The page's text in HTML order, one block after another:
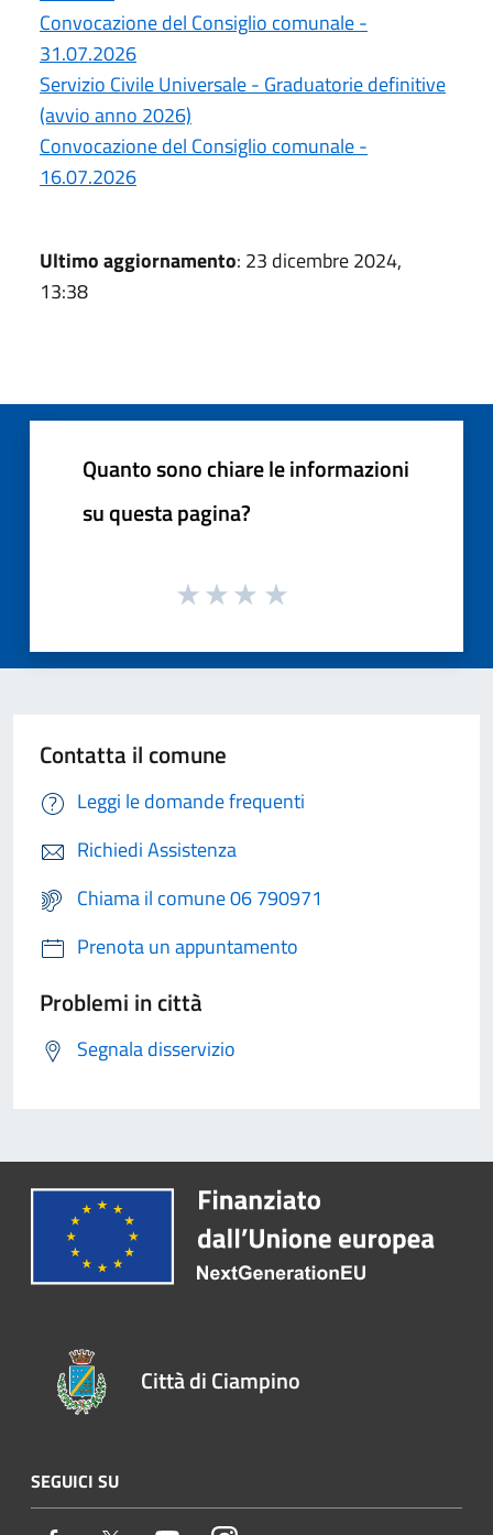
Convocazione del Consiglio comunale -
31.07.2026
Servizio Civile Universale - Graduatorie definitive
(avvio anno 2026)
Convocazione del Consiglio comunale -
16.07.2026
Ultimo aggiornamento: 23 dicembre 2024,
13:38
Quanto sono chiare le informazioni
su questa pagina?
Contatta il comune
Leggi le domande frequenti
Richiedi Assistenza
Chiama il comune 06 790971
Prenota un appuntamento
Problemi in città
Segnala disservizio
Città di Ciampino
SEGUICI SU